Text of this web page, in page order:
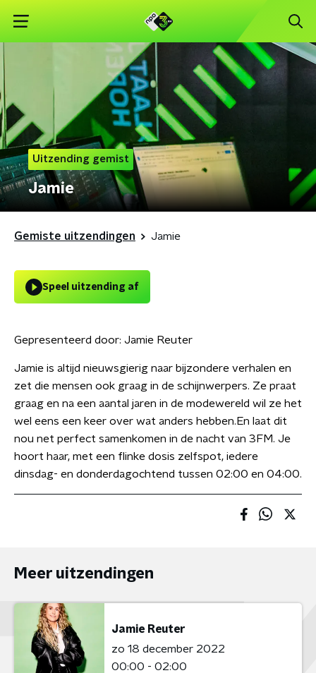
Uitzending gemist
Jamie
Gemiste uitzendingen Jamie
Speel uitzending af
Gepresenteerd door: Jamie Reuter
Jamie is altijd nieuwsgierig naar bijzondere verhalen en
zet die mensen ook graag in de schijnwerpers. Ze praat
graag en na een aantal jaren in de modewereld wil ze het
wel eens een keer over wat anders hebben.En laat dit
nou net perfect samenkomen in de nacht van 3FM. Je
hoort haar, met een flinke dosis zelfspot, iedere
dinsdag- en donderdagochtend tussen 02:00 en 04:00.
Meer uitzendingen
Jamie Reuter
zo 18 december 2022
00:00 - 02:00